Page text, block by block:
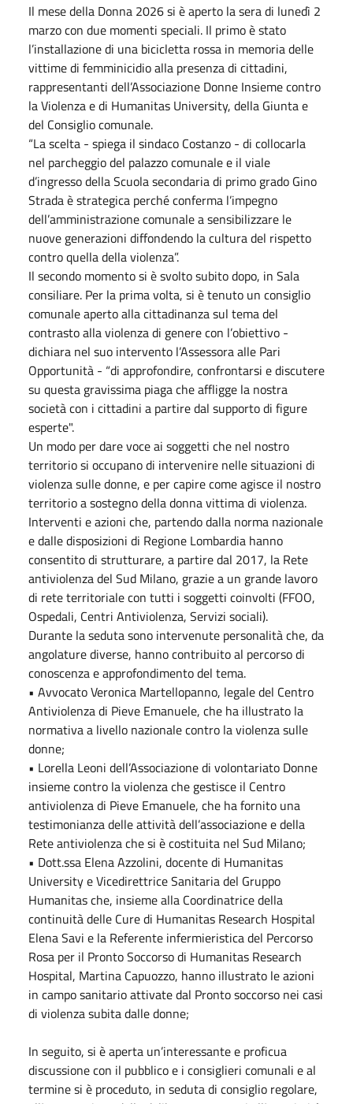
Il mese della Donna 2026 si è aperto la sera di lunedì 2
marzo con due momenti speciali. Il primo è stato
l’installazione di una bicicletta rossa in memoria delle
vittime di femminicidio alla presenza di cittadini,
rappresentanti dell’Associazione Donne Insieme contro
la Violenza e di Humanitas University, della Giunta e
del Consiglio comunale.
“La scelta - spiega il sindaco Costanzo - di collocarla
nel parcheggio del palazzo comunale e il viale
d’ingresso della Scuola secondaria di primo grado Gino
Strada è strategica perché conferma l’impegno
dell’amministrazione comunale a sensibilizzare le
nuove generazioni diffondendo la cultura del rispetto
contro quella della violenza”.
Il secondo momento si è svolto subito dopo, in Sala
consiliare. Per la prima volta, si è tenuto un consiglio
comunale aperto alla cittadinanza sul tema del
contrasto alla violenza di genere con l’obiettivo -
dichiara nel suo intervento l’Assessora alle Pari
Opportunità - “di approfondire, confrontarsi e discutere
su questa gravissima piaga che affligge la nostra
società con i cittadini a partire dal supporto di figure
esperte".
Un modo per dare voce ai soggetti che nel nostro
territorio si occupano di intervenire nelle situazioni di
violenza sulle donne, e per capire come agisce il nostro
territorio a sostegno della donna vittima di violenza.
Interventi e azioni che, partendo dalla norma nazionale
e dalle disposizioni di Regione Lombardia hanno
consentito di strutturare, a partire dal 2017, la Rete
antiviolenza del Sud Milano, grazie a un grande lavoro
di rete territoriale con tutti i soggetti coinvolti (FFOO,
Ospedali, Centri Antiviolenza, Servizi sociali).
Durante la seduta sono intervenute personalità che, da
angolature diverse, hanno contribuito al percorso di
conoscenza e approfondimento del tema.
• Avvocato Veronica Martellopanno, legale del Centro
Antiviolenza di Pieve Emanuele, che ha illustrato la
normativa a livello nazionale contro la violenza sulle
donne;
• Lorella Leoni dell’Associazione di volontariato Donne
insieme contro la violenza che gestisce il Centro
antiviolenza di Pieve Emanuele, che ha fornito una
testimonianza delle attività dell’associazione e della
Rete antiviolenza che si è costituita nel Sud Milano;
• Dott.ssa Elena Azzolini, docente di Humanitas
University e Vicedirettrice Sanitaria del Gruppo
Humanitas che, insieme alla Coordinatrice della
continuità delle Cure di Humanitas Research Hospital
Elena Savi e la Referente infermieristica del Percorso
Rosa per il Pronto Soccorso di Humanitas Research
Hospital, Martina Capuozzo, hanno illustrato le azioni
in campo sanitario attivate dal Pronto soccorso nei casi
di violenza subita dalle donne;
In seguito, si è aperta un’interessante e proficua
discussione con il pubblico e i consiglieri comunali e al
termine si è proceduto, in seduta di consiglio regolare,